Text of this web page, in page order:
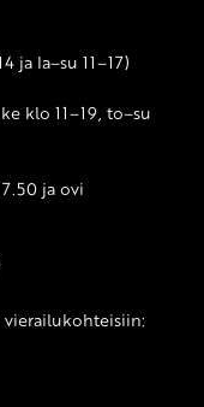
ja la–su 11–17)
klo 11–19, to–su
ja ovi